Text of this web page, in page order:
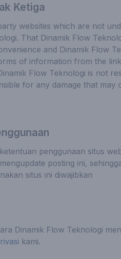
Ketiga
websites which are not
That Dinamik Flow
and Dinamik Flow
of information from the
Flow Teknologi is not
for any damage that may
penggunaan situs
posting ini,
situs ini diwajibkan
Dinamik Flow Teknologi
kami.